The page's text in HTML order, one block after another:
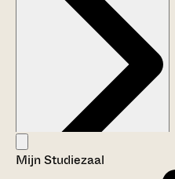
Mijn Studiezaal